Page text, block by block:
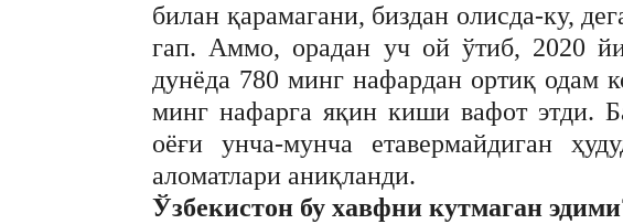
билан қарамагани, биздан олисда-ку,
гап. Аммо, орадан уч ой ўтиб, 2020
дунёда 780 минг нафардан ортиқ одам
минг нафарга яқин киши вафот этди.
оёғи унча-мунча етавермайдиган
аломатлари аниқланди.
Ўзбекистон бу хавфни кутмаган